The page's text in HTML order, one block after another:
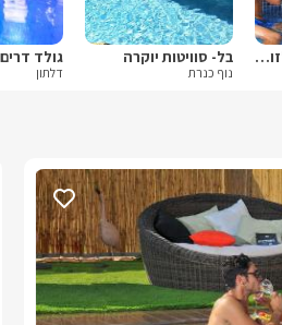
דורנס- Dorness- לזוגות בלבד בל- סוויטות יוקרה
נוף כנרת
גולד
דלתון